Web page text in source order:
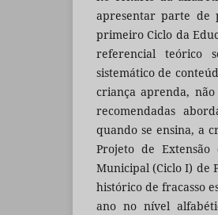
apresentar parte de
primeiro Ciclo da
referencial teórico
sistemático de
criança aprenda,
recomendadas
quando se ensina, a
Projeto de Extensão
Municipal (Ciclo I) de
histórico de fracasso
ano no nível